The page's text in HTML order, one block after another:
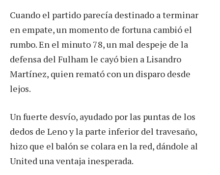
Cuando el partido parecía destinado a terminar
en empate, un momento de fortuna cambió el
rumbo. En el minuto 78, un mal despeje de la
defensa del Fulham le cayó bien a Lisandro
Martínez, quien remató con un disparo desde
lejos.
Un fuerte desvío, ayudado por las puntas de los
dedos de Leno y la parte inferior del travesaño,
hizo que el balón se colara en la red, dándole al
United una ventaja inesperada.